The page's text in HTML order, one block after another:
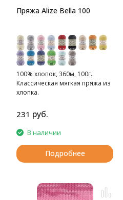
Пряжа Alize Bella 100
100% хлопок, 360м, 100г.
Классическая мягкая пряжа из
хлопка.
231 руб.
В наличии
Подробнее